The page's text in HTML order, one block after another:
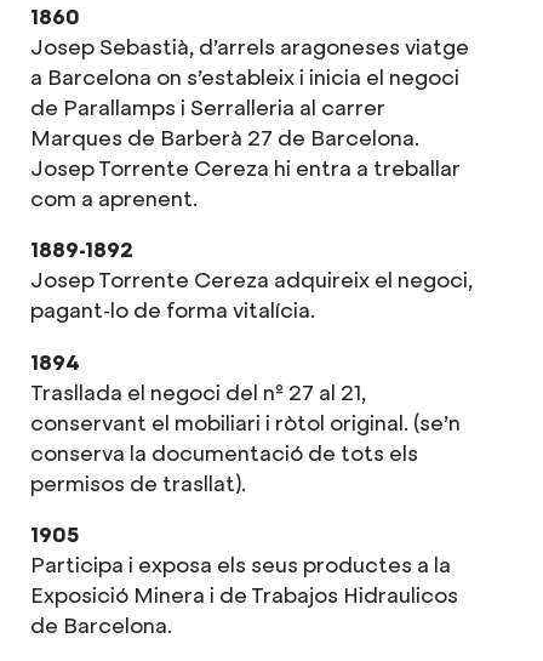
1860
Josep Sebastià, d’arrels aragoneses viatge
a Barcelona on s’estableix i inicia el negoci
de Parallamps i Serralleria al carrer
Marques de Barberà 27 de Barcelona.
Josep Torrente Cereza hi entra a treballar
com a aprenent.
1889-1892
Josep Torrente Cereza adquireix el negoci,
pagant-lo de forma vitalícia.
1894
Trasllada el negoci del nº 27 al 21,
conservant el mobiliari i ròtol original. (se’n
conserva la documentació de tots els
permisos de trasllat).
1905
Participa i exposa els seus productes a la
Exposició Minera i de Trabajos Hidraulicos
de Barcelona.